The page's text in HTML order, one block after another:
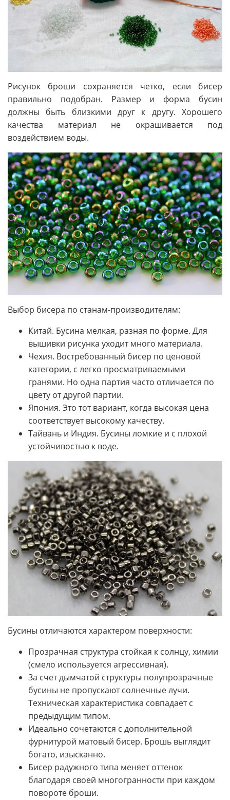
Рисунок броши сохраняется четко, если бисер
правильно подобран. Размер и форма бусин
должны быть близкими друг к другу. Хорошего
качества материал не окрашивается под
воздействием воды.
Выбор бисера по станам-производителям:
Китай. Бусина мелкая, разная по форме. Для
вышивки рисунка уходит много материала.
Чехия. Востребованный бисер по ценовой
категории, с легко просматриваемыми
гранями. Но одна партия часто отличается по
цвету от другой партии.
Япония. Это тот вариант, когда высокая цена
соответствует высокому качеству.
Тайвань и Индия. Бусины ломкие и с плохой
устойчивостью к воде.
Бусины отличаются характером поверхности:
Прозрачная структура стойкая к солнцу, химии
(смело используется агрессивная).
За счет дымчатой структуры полупрозрачные
бусины не пропускают солнечные лучи.
Техническая характеристика совпадает с
предыдущим типом.
Идеально сочетаются с дополнительной
фурнитурой матовый бисер. Брошь выглядит
богато, изысканно.
Бисер радужного типа меняет оттенок
благодаря своей многогранности при каждом
повороте броши.